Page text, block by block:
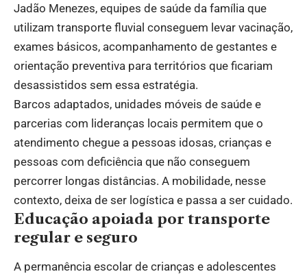
Jadão Menezes, equipes de saúde da família que
utilizam transporte fluvial conseguem levar vacinação,
exames básicos, acompanhamento de gestantes e
orientação preventiva para territórios que ficariam
desassistidos sem essa estratégia.
Barcos adaptados, unidades móveis de saúde e
parcerias com lideranças locais permitem que o
atendimento chegue a pessoas idosas, crianças e
pessoas com deficiência que não conseguem
percorrer longas distâncias. A mobilidade, nesse
contexto, deixa de ser logística e passa a ser cuidado.
Educação apoiada por transporte
regular e seguro
A permanência escolar de crianças e adolescentes